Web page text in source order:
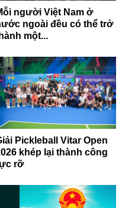
người Việt Nam ở
ngoài đều có thể trở
một...
Pickleball Vitar Open
khép lại thành công
rỡ